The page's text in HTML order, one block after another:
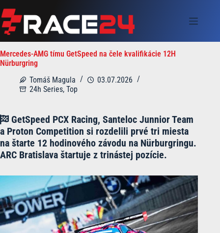
to
content
Mercedes-AMG tímu GetSpeed na čele kvalifikácie 12H
Nürburgring
Tomáš Magula
03.07.2026
24h Series, Top
GetSpeed PCX Racing, Santeloc Junnior Team
a Proton Competition si rozdelili prvé tri miesta
na štarte 12 hodinového závodu na Nürburgringu.
ARC Bratislava štartuje z trinástej pozície.